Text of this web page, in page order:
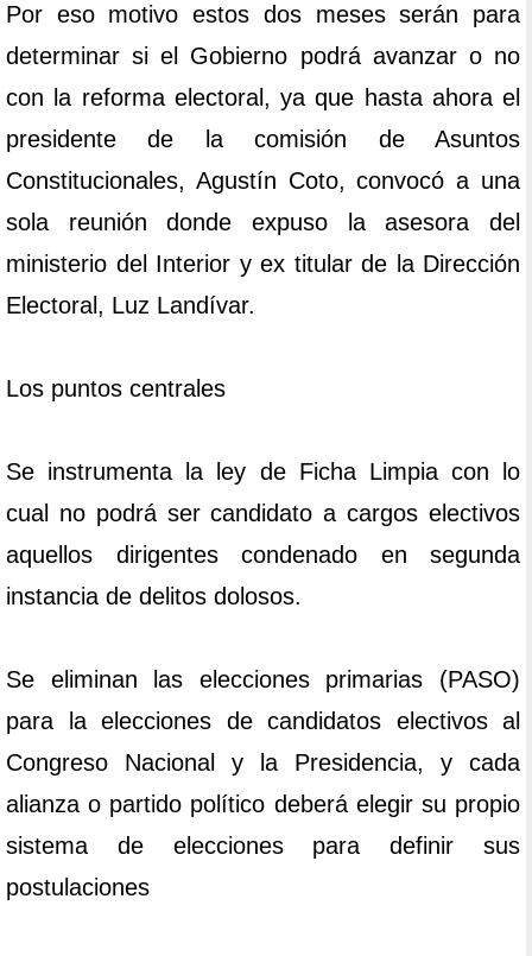
Por eso motivo estos dos meses serán para
determinar si el Gobierno podrá avanzar o no
con la reforma electoral, ya que hasta ahora el
presidente de la comisión de Asuntos
Constitucionales, Agustín Coto, convocó a una
sola reunión donde expuso la asesora del
ministerio del Interior y ex titular de la Dirección
Electoral, Luz Landívar.
Los puntos centrales
Se instrumenta la ley de Ficha Limpia con lo
cual no podrá ser candidato a cargos electivos
aquellos dirigentes condenado en segunda
instancia de delitos dolosos.
Se eliminan las elecciones primarias (PASO)
para la elecciones de candidatos electivos al
Congreso Nacional y la Presidencia, y cada
alianza o partido político deberá elegir su propio
sistema de elecciones para definir sus
postulaciones